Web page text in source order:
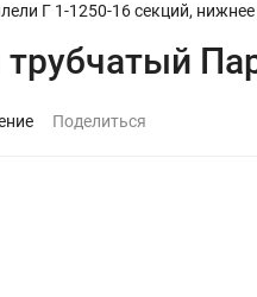
Г 1-1250-16 секций,
трубчатый
Поделиться